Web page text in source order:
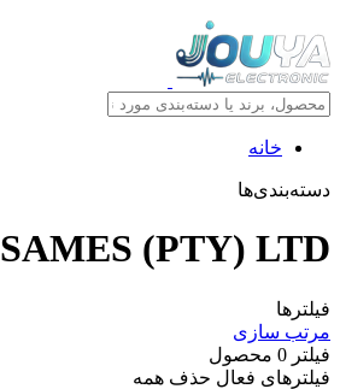
خانه
دسته‌بندی‌ها
SAMES (PTY) LTD
فیلترها
مرتب سازی
فیلتر 0 محصول
فیلترهای فعال حذف همه